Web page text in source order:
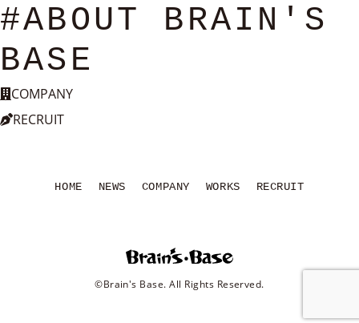
#ABOUT BRAIN'S
BASE
COMPANY
RECRUIT
HOME NEWS COMPANY WORKS RECRUIT
©Brain's Base. All Rights Reserved.